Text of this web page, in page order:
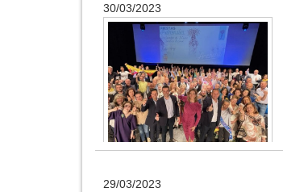
30/03/2023
29/03/2023